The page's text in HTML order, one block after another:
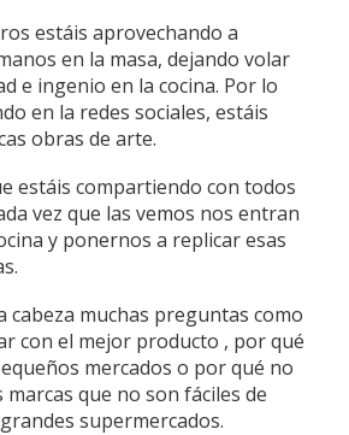
estáis aprovechando a
en la masa, dejando volar
e ingenio en la cocina. Por lo
en la redes sociales, estáis
obras de arte.
estáis compartiendo con todos
vez que las vemos nos entran
y ponernos a replicar esas
cabeza muchas preguntas como
con el mejor producto , por qué
mercados o por qué no
que no son fáciles de
supermercados.